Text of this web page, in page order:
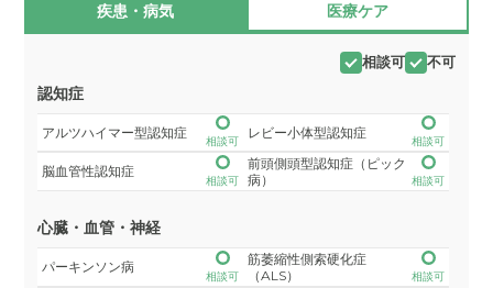
疾患・病気 医療ケア
相談可 不可
認知症
アルツハイマー型認知症
相談可
レビー小体型認知症
相談可
脳血管性認知症
相談可
前頭側頭型認知症（ピック
病）
相談可
心臓・血管・神経
パーキンソン病
相談可
筋萎縮性側索硬化症
（ALS）
相談可